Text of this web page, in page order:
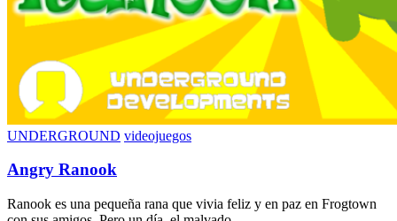
UNDERGROUND videojuegos
Angry Ranook
Ranook es una pequeña rana que vivia feliz y en paz en Frogtown